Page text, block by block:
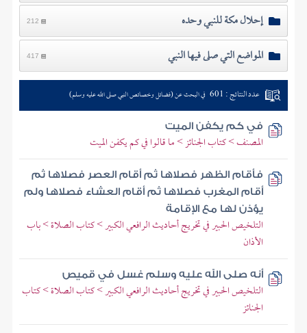
إحلال مكة للنبي وحده 212
المواضع التي صلى فيها النبي 417
عدد النتائج : 601 في البحث عن (فضائل وخصائص النبي صلى الله عليه وسلم)
في كم يكفن الميت
المصنف > كتاب الجنائز > ما قالوا في كم يكفن الميت
فأقام الظهر فصلاها ثم أقام العصر فصلاها ثم
أقام المغرب فصلاها ثم أقام العشاء فصلاها ولم
يؤذن لها مع الإقامة
التلخيص الحبير في تخريج أحاديث الرافعي الكبير > كتاب الصلاة > باب
الأذان
أنه صلى الله عليه وسلم غسل في قميص
التلخيص الحبير في تخريج أحاديث الرافعي الكبير > كتاب الصلاة > كتاب
الجنائز